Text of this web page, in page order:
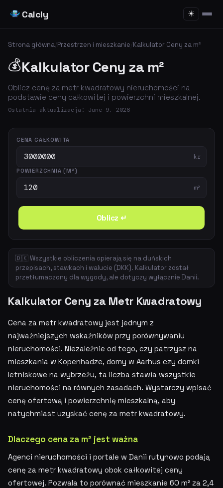
Calcly ☀
Strona główna/Przestrzen i mieszkanie/Kalkulator Ceny za m²
💰Kalkulator Ceny za m²
Oblicz cenę za metr kwadratowy nieruchomości na
podstawie ceny całkowitej i powierzchni mieszkalnej.
Ostatnia aktualizacja: June 9, 2026
CENA CAŁKOWITA
kr
POWIERZCHNIA (M²)
m²
Oblicz ↵
🇩🇰 Wszystkie obliczenia opierają się na duńskich
przepisach, stawkach i walucie (DKK). Kalkulator został
przetłumaczony dla wygody, ale dotyczy wyłącznie Danii.
Kalkulator Ceny za Metr Kwadratowy
Cena za metr kwadratowy jest jednym z
najważniejszych wskaźników przy porównywaniu
nieruchomości. Niezależnie od tego, czy patrzysz na
mieszkania w Kopenhadze, domy w Aarhus czy domki
letniskowe na wybrzeżu, ta liczba stawia wszystkie
nieruchomości na równych zasadach. Wystarczy wpisać
cenę ofertową i powierzchnię mieszkalną, aby
natychmiast uzyskać cenę za metr kwadratowy.
Dlaczego cena za m² jest ważna
Agenci nieruchomości i portale w Danii rutynowo podają
cenę za metr kwadratowy obok całkowitej ceny
ofertowej. Pozwala to porównać mieszkanie 60 m² za 2,4